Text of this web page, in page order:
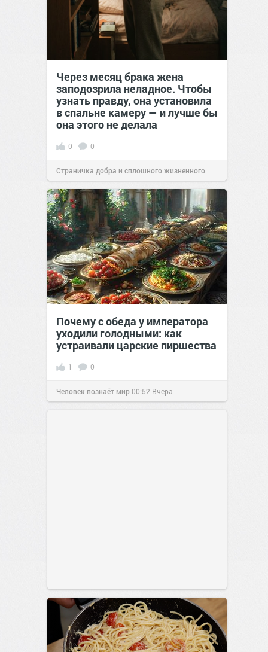
Через месяц брака жена
заподозрила неладное. Чтобы
узнать правду, она установила
в спальне камеру — и лучше бы
она этого не делала
0 0
Страничка добра и сплошного жизненного
позитива!00:29Вчера
Почему с обеда у императора
уходили голодными: как
устраивали царские пиршества
1 0
Человек познаёт мир00:52 Вчера